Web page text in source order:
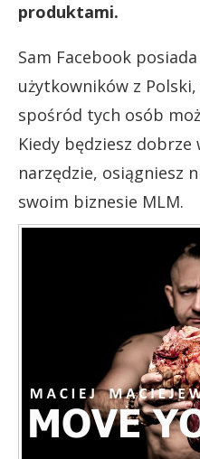
produktami.
Sam Facebook
użytkowników z
spośród tych osób
Kiedy będziesz
narzędzie, osiągniesz
swoim biznesie MLM.